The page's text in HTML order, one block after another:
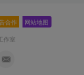
合作 网站地图
作室